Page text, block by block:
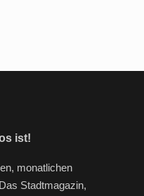
ist!
monatlichen
Stadtmagazin,